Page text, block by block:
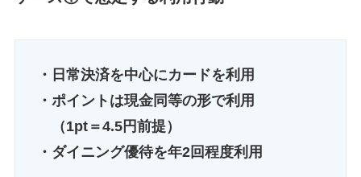
・日常決済を中心にカードを利用
・ポイントは現金同等の形で利用
（1pt＝4.5円前提）
・ダイニング優待を年2回程度利用